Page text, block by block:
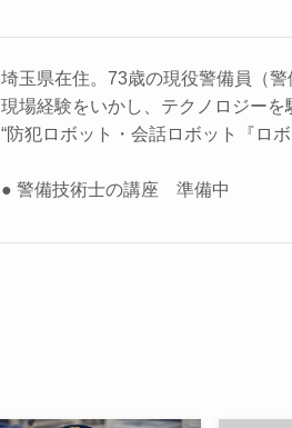
埼玉県在住。73歳の現役警備員（警
現場経験をいかし、テクノロジーを
“防犯ロボット・会話ロボット『ロ
● 警備技術士の講座 準備中